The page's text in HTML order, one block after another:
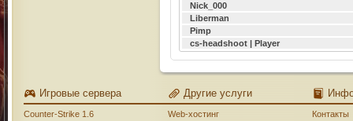
Nick_000
Liberman
Pimp
cs-headshoot | Player
Игровые сервера
Counter-Strike 1.6
Другие услуги
Web-хостинг
Контакты